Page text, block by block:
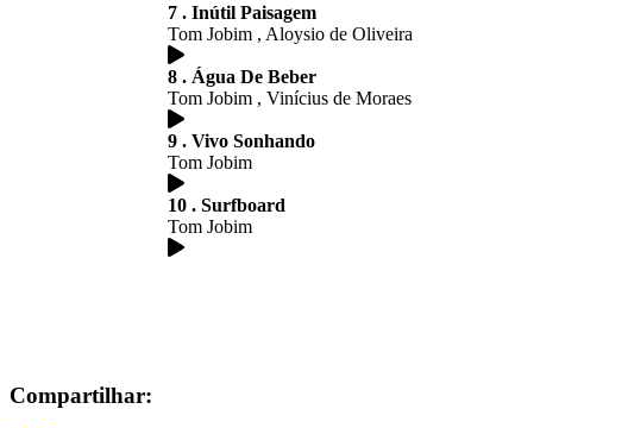
7 . Inútil Paisagem
Tom Jobim , Aloysio de Oliveira
8 . Água De Beber
Tom Jobim , Vinícius de Moraes
9 . Vivo Sonhando
Tom Jobim
10 . Surfboard
Tom Jobim
Compartilhar: